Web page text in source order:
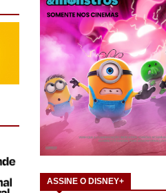
ASSINE O DISNEY+